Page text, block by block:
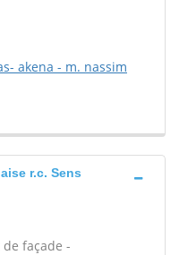
akena - m. nassim
r.c. Sens
façade -